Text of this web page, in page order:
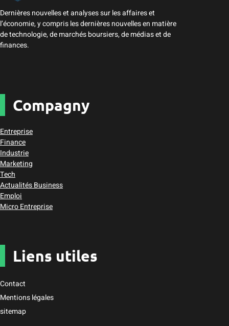
Dernières nouvelles et analyses sur les affaires et
l’économie, y compris les dernières nouvelles en matière
de technologie, de marchés boursiers, de médias et de
finances.
Compagny
Entreprise
Finance
Industrie
Marketing
Tech
Actualités Business
Emploi
Micro Entreprise
Liens utiles
Contact
Mentions légales
sitemap